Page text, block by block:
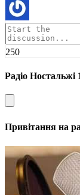
250
Радіо Ностальжі
Привітання на